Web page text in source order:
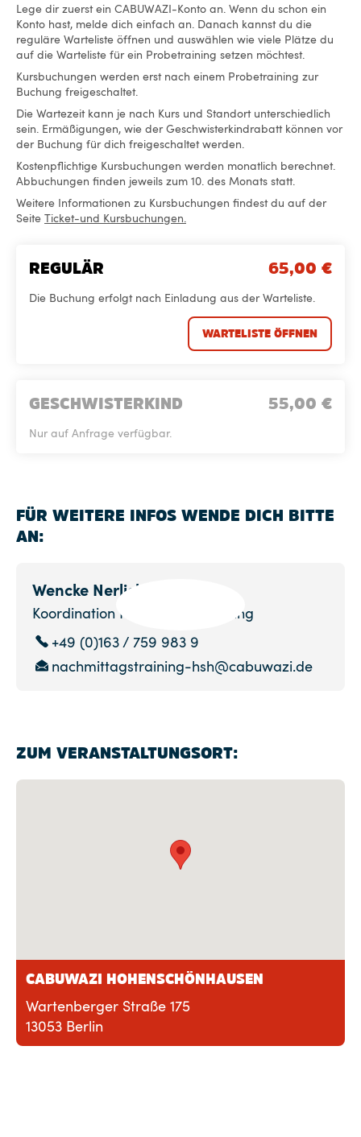
FÜR WEITERE INFOS WENDE DICH BITTE
AN:
Wencke Nerlich
Koordination Nachmittagstraining
+49 (0)163 / 759 983 9
nachmittagstraining-hsh@cabuwazi.de
ZUM VERANSTALTUNGSORT:
CABUWAZI HOHENSCHÖNHAUSEN
Wartenberger Straße 175
13053 Berlin
Lege dir zuerst ein CABUWAZI-Konto an. Wenn du schon ein
Konto hast, melde dich einfach an. Danach kannst du die
reguläre Warteliste öffnen und auswählen wie viele Plätze du
auf die Warteliste für ein Probetraining setzen möchtest.
Kursbuchungen werden erst nach einem Probetraining zur
Buchung freigeschaltet.
Die Wartezeit kann je nach Kurs und Standort unterschiedlich
sein. Ermäßigungen, wie der Geschwisterkindrabatt können vor
der Buchung für dich freigeschaltet werden.
Kostenpflichtige Kursbuchungen werden monatlich berechnet.
Abbuchungen finden jeweils zum 10. des Monats statt.
Weitere Informationen zu Kursbuchungen findest du auf der
Seite Ticket-und Kursbuchungen.
REGULÄR 65,00 €
Die Buchung erfolgt nach Einladung aus der Warteliste.
WARTELISTE ÖFFNEN
GESCHWISTERKIND 55,00 €
Nur auf Anfrage verfügbar.